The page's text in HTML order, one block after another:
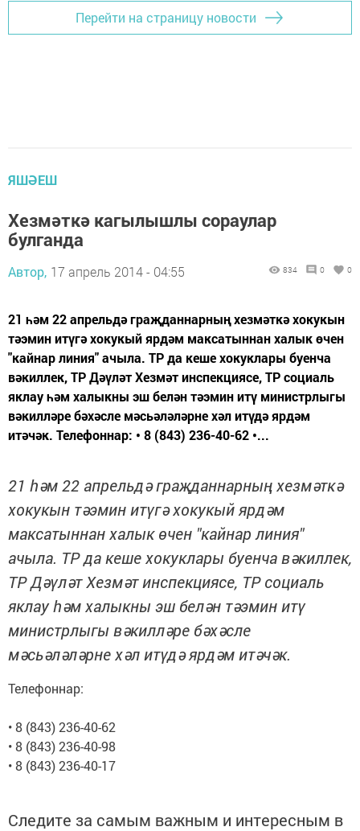
Перейти на страницу новости
ЯШӘЕШ
Хезмәткә кагылышлы сораулар
булганда
Автор, 17 апрель 2014 - 04:55 834 0 0
21 һәм 22 апрельдә граҗданнарның хезмәткә хокукын
тәэмин итүгә хокукый ярдәм максатыннан халык өчен
"кайнар линия" ачыла. ТР да кеше хокуклары буенча
вәкиллек, ТР Дәүләт Хезмәт инспекциясе, ТР социаль
яклау һәм халыкны эш белән тәэмин итү министрлыгы
вәкилләре бәхәсле мәсьәләләрне хәл итүдә ярдәм
итәчәк. Телефоннар: • 8 (843) 236-40-62 •...
21 һәм 22 апрельдә граҗданнарның хезмәткә
хокукын тәэмин итүгә хокукый ярдәм
максатыннан халык өчен "кайнар линия"
ачыла. ТР да кеше хокуклары буенча вәкиллек,
ТР Дәүләт Хезмәт инспекциясе, ТР социаль
яклау һәм халыкны эш белән тәэмин итү
министрлыгы вәкилләре бәхәсле
мәсьәләләрне хәл итүдә ярдәм итәчәк.
Телефоннар:
• 8 (843) 236-40-62
• 8 (843) 236-40-98
• 8 (843) 236-40-17
Следите за самым важным и интересным в